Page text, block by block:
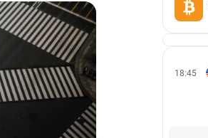
18:45